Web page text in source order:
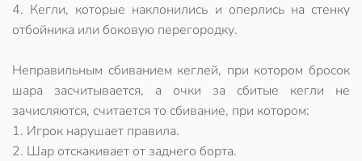
4. Кегли, которые наклонились и оперлись на стенку
отбойника или боковую перегородку.
Неправильным сбиванием кеглей, при котором бросок
шара засчитывается, а очки за сбитые кегли не
зачисляются, считается то сбивание, при котором:
1. Игрок нарушает правила.
2. Шар отскакивает от заднего борта.